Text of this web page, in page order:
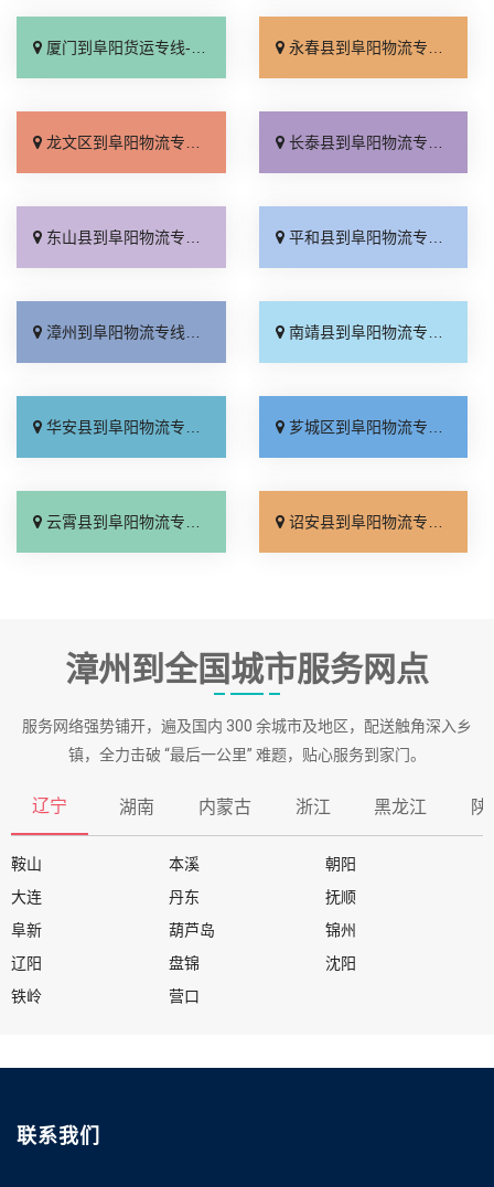
厦门到阜阳货运专线-厦门到阜阳物流公司_价位合理「专业可靠」 永春县到阜阳物流专线_多年经验「门到门接送」
龙文区到阜阳物流专线_放心物流「价位合理」 长泰县到阜阳物流专线_合同承运「送货上门」
东山县到阜阳物流专线_专业可靠「直达特快专线」 平和县到阜阳物流专线_全程直达「实时跟踪 」
漳州到阜阳物流专线_全程无虑「专线查询」 南靖县到阜阳物流专线_直达不中转「全程定位」
华安县到阜阳物流专线_资质齐全「多久时间」 芗城区到阜阳物流专线_保证时效「多少一方」
云霄县到阜阳物流专线_合理收费「多少一吨」 诏安县到阜阳物流专线_直通专线「计费标准」
漳州到全国城市服务网点
服务网络强势铺开，遍及国内 300 余城市及地区，配送触角深入乡
镇，全力击破 “最后一公里” 难题，贴心服务到家门。
辽宁 湖南 内蒙古 浙江 黑龙江 陕
鞍山 本溪
朝阳
大连
丹东
抚顺
阜新
葫芦岛
锦州
辽阳
盘锦
沈阳
铁岭
营口
联系我们